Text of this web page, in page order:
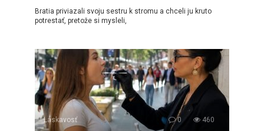
Bratia priviazali svoju sestru k stromu a chceli ju kruto
potrestať, pretože si mysleli,
Láskavosť 0 460